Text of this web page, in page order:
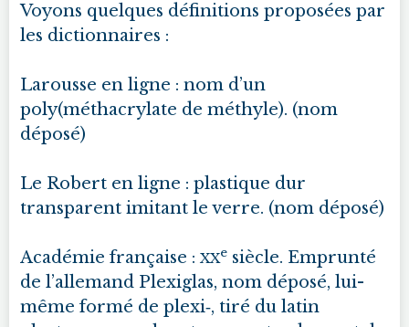
Voyons quelques définitions proposées par
les dictionnaires :
Larousse en ligne : nom d’un
poly(méthacrylate de méthyle). (nom
déposé)
Le Robert en ligne : plastique dur
transparent imitant le verre. (nom déposé)
Académie française : XXe siècle. Emprunté
de l’allemand Plexiglas, nom déposé, lui-
même formé de plexi‑, tiré du latin